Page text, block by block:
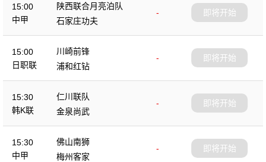
15:00
中甲
陕西联合月亮泊队
-
石家庄功夫
即将开始
15:00
日职联
川崎前锋
-
浦和红钻
即将开始
15:30
韩K联
仁川联队
-
金泉尚武
即将开始
15:30
中甲
佛山南狮
-
梅州客家
即将开始